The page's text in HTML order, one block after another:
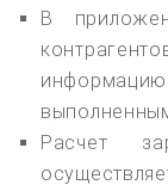
В
Расчет